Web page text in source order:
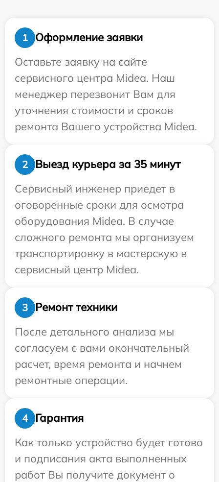
1
Оформление заявки
Оставьте заявку на сайте
сервисного центра Midea. Наш
менеджер перезвонит Вам для
уточнения стоимости и сроков
ремонта Вашего устройства Midea.
2
Выезд курьера за 35 минут
Сервисный инженер приедет в
оговоренные сроки для осмотра
оборудования Midea. В случае
сложного ремонта мы организуем
транспортировку в мастерскую в
сервисный центр Midea.
3
Ремонт техники
После детального анализа мы
согласуем с вами окончательный
расчет, время ремонта и начнем
ремонтные операции.
4
Гарантия
Как только устройство будет готово
и подписания акта выполненных
работ Вы получите документ о